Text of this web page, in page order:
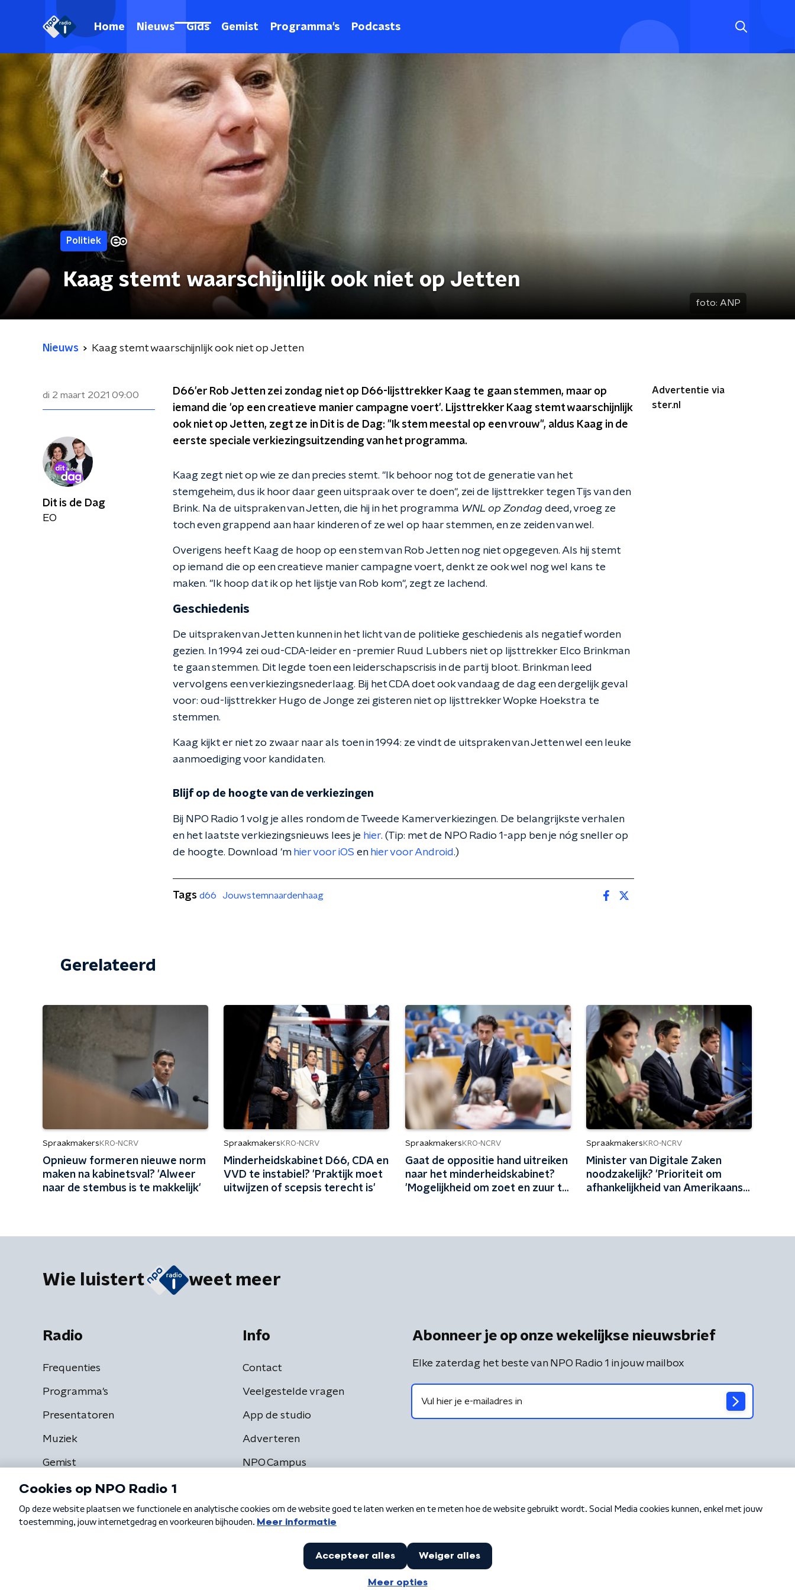
Home Nieuws Gids Gemist Programma's Podcasts
Politiek
Kaag stemt waarschijnlijk ook niet op Jetten
foto: ANP
Nieuws Kaag stemt waarschijnlijk ook niet op Jetten
di 2 maart 2021 09:00
D66'er Rob Jetten zei zondag niet op D66-lijsttrekker Kaag te gaan stemmen, maar op
iemand die 'op een creatieve manier campagne voert'. Lijsttrekker Kaag stemt waarschijnlijk
ook niet op Jetten, zegt ze in Dit is de Dag: "Ik stem meestal op een vrouw", aldus Kaag in de
eerste speciale verkiezingsuitzending van het programma.
Kaag zegt niet op wie ze dan precies stemt. "Ik behoor nog tot de generatie van het
stemgeheim, dus ik hoor daar geen uitspraak over te doen", zei de lijsttrekker tegen Tijs van den
Brink. Na de uitspraken van Jetten, die hij in het programma WNL op Zondag deed, vroeg ze
toch even grappend aan haar kinderen of ze wel op haar stemmen, en ze zeiden van wel.
Overigens heeft Kaag de hoop op een stem van Rob Jetten nog niet opgegeven. Als hij stemt
op iemand die op een creatieve manier campagne voert, denkt ze ook wel nog wel kans te
maken. "Ik hoop dat ik op het lijstje van Rob kom", zegt ze lachend.
Geschiedenis
De uitspraken van Jetten kunnen in het licht van de politieke geschiedenis als negatief worden
gezien. In 1994 zei oud-CDA-leider en -premier Ruud Lubbers niet op lijsttrekker Elco Brinkman
te gaan stemmen. Dit legde toen een leiderschapscrisis in de partij bloot. Brinkman leed
vervolgens een verkiezingsnederlaag. Bij het CDA doet ook vandaag de dag een dergelijk geval
voor: oud-lijsttrekker Hugo de Jonge zei gisteren niet op lijsttrekker Wopke Hoekstra te
stemmen.
Kaag kijkt er niet zo zwaar naar als toen in 1994: ze vindt de uitspraken van Jetten wel een leuke
aanmoediging voor kandidaten.
Blijf op de hoogte van de verkiezingen
Bij NPO Radio 1 volg je alles rondom de Tweede Kamerverkiezingen. De belangrijkste verhalen
en het laatste verkiezingsnieuws lees je hier. (Tip: met de NPO Radio 1-app ben je nóg sneller op
de hoogte. Download 'm hier voor iOS en hier voor Android.)
Advertentie via
ster.nl
Dit is de Dag
EO
Tags d66 Jouwstemnaardenhaag
Gerelateerd
Spraakmakers KRO-NCRV
Opnieuw formeren nieuwe norm
maken na kabinetsval? 'Alweer
naar de stembus is te makkelijk'
Spraakmakers KRO-NCRV
Minderheidskabinet D66, CDA en
VVD te instabiel? 'Praktijk moet
uitwijzen of scepsis terecht is'
Spraakmakers KRO-NCRV
Gaat de oppositie hand uitreiken
naar het minderheidskabinet?
'Mogelijkheid om zoet en zuur te
Spraakmakers KRO-NCRV
Minister van Digitale Zaken
noodzakelijk? 'Prioriteit om
afhankelijkheid van Amerikaanse
Wie luistert weet meer
Radio
Frequenties
Programma's
Presentatoren
Muziek
Gemist
Info
Contact
Veelgestelde vragen
App de studio
Adverteren
NPO Campus
Abonneer je op onze wekelijkse nieuwsbrief
Elke zaterdag het beste van NPO Radio 1 in jouw mailbox
Algemene voorwaarden Privacybeleid